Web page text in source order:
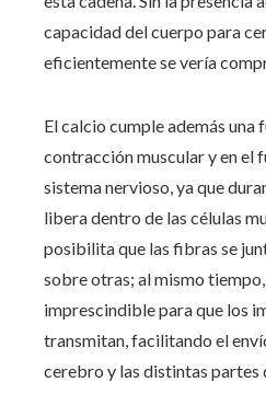
capacidad del cuerpo para
eficientemente se vería
El calcio cumple además una
contracción muscular y en el
sistema nervioso, ya que
libera dentro de las células
posibilita que las fibras se
sobre otras; al mismo
imprescindible para que los
transmitan, facilitando el
cerebro y las distintas partes